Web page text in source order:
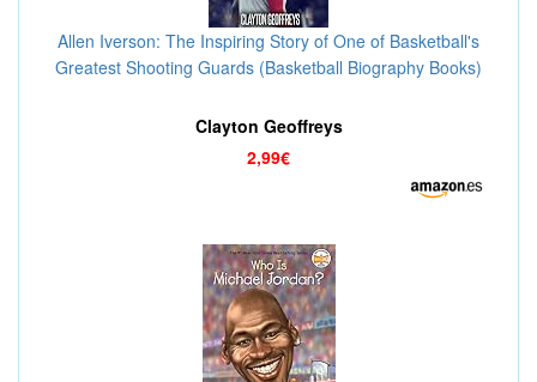
Allen Iverson: The Inspiring Story of One of Basketball's
Greatest Shooting Guards (Basketball Biography Books)
Clayton Geoffreys
2,99€